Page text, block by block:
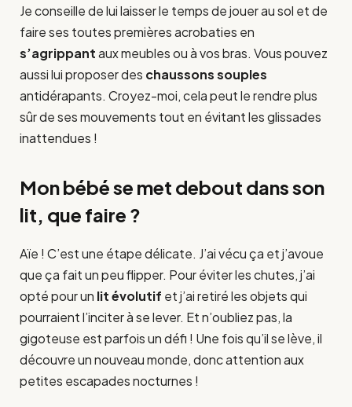
Je conseille de lui laisser le temps de jouer au sol et de
faire ses toutes premières acrobaties en
s’agrippantaux meubles ou à vos bras. Vous pouvez
aussi lui proposer des chaussons souples
antidérapants. Croyez-moi, cela peut le rendre plus
sûr de ses mouvements tout en évitant les glissades
inattendues !
Mon bébé se met debout dans son
lit, que faire ?
Aïe ! C’est une étape délicate. J’ai vécu ça et j’avoue
que ça fait un peu flipper. Pour éviter les chutes, j’ai
opté pour un lit évolutif et j’ai retiré les objets qui
pourraient l’inciter à se lever. Et n’oubliez pas, la
gigoteuse est parfois un défi ! Une fois qu’il se lève, il
découvre un nouveau monde, donc attention aux
petites escapades nocturnes !